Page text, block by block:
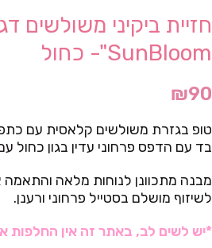
חזיית ביקיני משולשים
SunBloom"- כחול
₪90
טופ בגזרת משולשים קלאסית עם
בד עם הדפס פרחוני עדין בגון כחול
מבנה מתכוונן לנוחות מלאה והתאמה
לשיזוף מושלם בסטייל פרחוני ורענן.
*יש לשים לב, באתר זה אין החלפות